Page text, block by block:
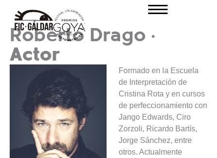
contenido
Roberto Drago ·
Actor
Formado en la Escuela
de Interpretación de
Cristina Rota y en cursos
de perfeccionamiento con
Jango Edwards, Ciro
Zorzoli, Ricardo Bartís,
Jorge Sánchez, entre
otros. Actualmente